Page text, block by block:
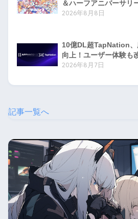
＆ハーフアニバーサリ
2026年8月8日
10億DL超TapNation
向上！ユーザー体験も
2026年8月7日
記事一覧へ